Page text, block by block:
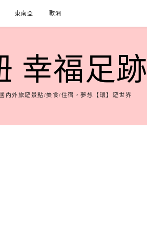
東南亞 歐洲
幸福足跡
內外旅遊景點/美食/住宿，夢想【環】遊世界